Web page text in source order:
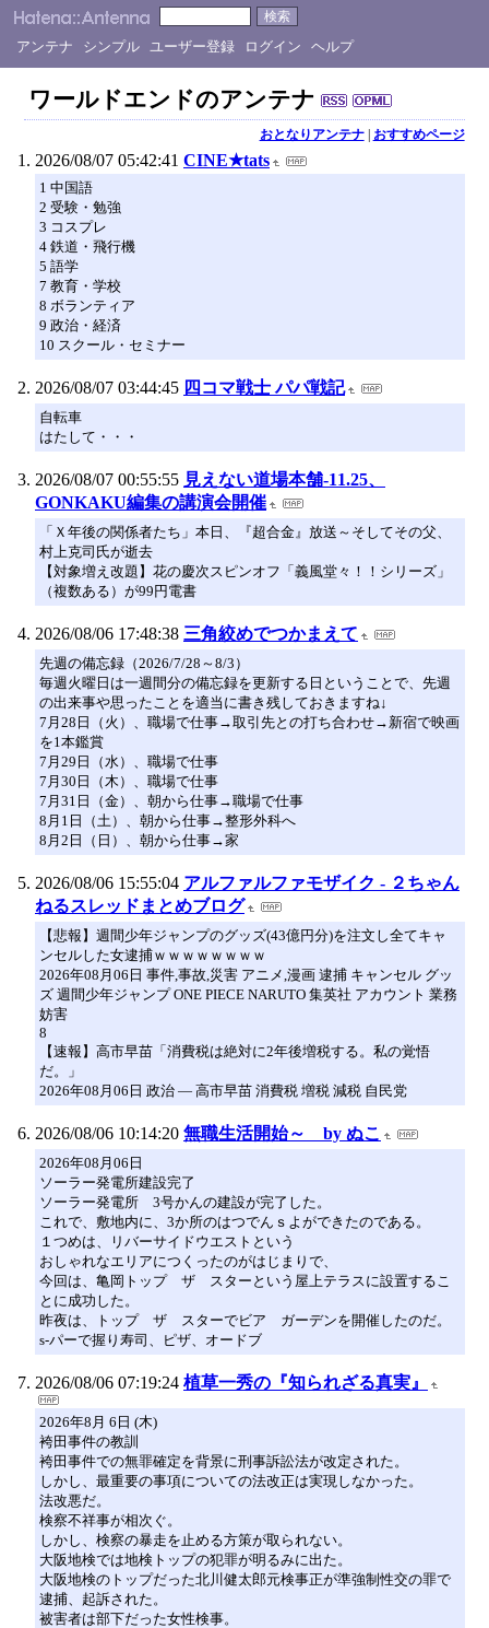
アンテナ シンプル ユーザー登録 ログイン ヘルプ
ワールドエンドのアンテナ
おとなりアンテナ| おすすめページ
2026/08/07 05:42:41 CINE★tats
1 中国語
2 受験・勉強
3 コスプレ
4 鉄道・飛行機
5 語学
7 教育・学校
8 ボランティア
9 政治・経済
10 スクール・セミナー
2026/08/07 03:44:45 四コマ戦士 パパ戦記
自転車
はたして・・・
2026/08/07 00:55:55 見えない道場本舗-11.25、
GONKAKU編集の講演会開催
「Ｘ年後の関係者たち」本日、『超合金』放送～そしてその父、
村上克司氏が逝去
【対象増え改題】花の慶次スピンオフ「義風堂々！！シリーズ」
（複数ある）が99円電書
2026/08/06 17:48:38 三角絞めでつかまえて
先週の備忘録（2026/7/28～8/3）
毎週火曜日は一週間分の備忘録を更新する日ということで、先週
の出来事や思ったことを適当に書き残しておきますね↓
7月28日（火）、職場で仕事→取引先との打ち合わせ→新宿で映画
を1本鑑賞
7月29日（水）、職場で仕事
7月30日（木）、職場で仕事
7月31日（金）、朝から仕事→職場で仕事
8月1日（土）、朝から仕事→整形外科へ
8月2日（日）、朝から仕事→家
2026/08/06 15:55:04 アルファルファモザイク - ２ちゃん
ねるスレッドまとめブログ
【悲報】週間少年ジャンプのグッズ(43億円分)を注文し全てキャ
ンセルした女逮捕ｗｗｗｗｗｗｗｗ
2026年08月06日 事件,事故,災害 アニメ,漫画 逮捕 キャンセル グッ
ズ 週間少年ジャンプ ONE PIECE NARUTO 集英社 アカウント 業務
妨害
8
【速報】高市早苗「消費税は絶対に2年後増税する。私の覚悟
だ。」
2026年08月06日 政治 ― 高市早苗 消費税 増税 減税 自民党
2026/08/06 10:14:20 無職生活開始～ by ぬこ
2026年08月06日
ソーラー発電所建設完了
ソーラー発電所 3号かんの建設が完了した。
これで、敷地内に、3か所のはつでんｓよができたのである。
１つめは、リバーサイドウエストという
おしゃれなエリアにつくったのがはじまりで、
今回は、亀岡トップ ザ スターという屋上テラスに設置するこ
とに成功した。
昨夜は、トップ ザ スターでビア ガーデンを開催したのだ。
s-パーで握り寿司、ピザ、オードブ
2026/08/06 07:19:24 植草一秀の『知られざる真実』
2026年8月 6日 (木)
袴田事件の教訓
袴田事件での無罪確定を背景に刑事訴訟法が改定された。
しかし、最重要の事項についての法改正は実現しなかった。
法改悪だ。
検察不祥事が相次ぐ。
しかし、検察の暴走を止める方策が取られない。
大阪地検では地検トップの犯罪が明るみに出た。
大阪地検のトップだった北川健太郎元検事正が準強制性交の罪で
逮捕、起訴された。
被害者は部下だった女性検事。